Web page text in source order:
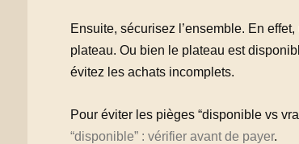
Ensuite, sécurisez l’ensemble. En
plateau. Ou bien le plateau est
évitez les achats incomplets.
Pour éviter les pièges “disponible vs
“disponible” : vérifier avant de payer.